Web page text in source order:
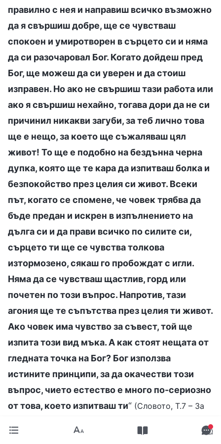
правилно с нея и направиш всичко възможно
да я свършиш добре, ще се чувстваш
спокоен и умиротворен в сърцето си и няма
да си разочаровал Бог. Когато дойдеш пред
Бог, ще можеш да си уверен и да стоиш
изправен. Но ако не свършиш тази работа или
ако я свършиш нехайно, тогава дори да не си
причинил никакви загуби, за теб лично това
ще е нещо, за което ще съжаляваш цял
живот! То ще е подобно на бездънна черна
дупка, която ще те кара да изпитваш болка и
безпокойство през целия си живот. Всеки
път, когато се спомене, че човек трябва да
бъде предан и искрен в изпълнението на
дълга си и да прави всичко по силите си,
сърцето ти ще се чувства толкова
изтормозено, сякаш го пробождат с игли.
Няма да се чувстваш щастлив, горд или
почeтeн по този въпрос. Напротив, тази
агония ще те съпътства през целия ти живот.
Ако човек има чувство за съвест, той ще
изпита този вид мъка. А как стоят нещата от
гледната точка на Бог? Бог използва
истините принципи, за да окачестви този
въпрос, чието естество е много по-сериозно
от това, което изпитваш ти“ (Словото, Т.7 – За
към истината (11))
. От Божиите слова осъзнах,